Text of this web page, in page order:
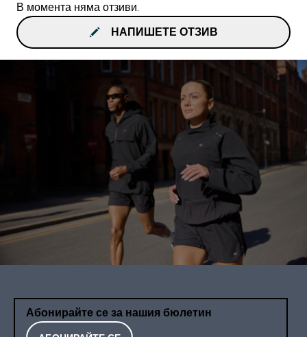
В момента няма отзиви.
НАПИШЕТЕ ОТЗИВ
Абонирайте се за нашия бюлетин